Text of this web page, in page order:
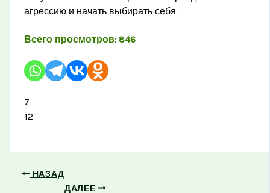
агрессию и начать выбирать себя.
Всего просмотров: 846
7
12
НАЗАД
ДАЛЕЕ